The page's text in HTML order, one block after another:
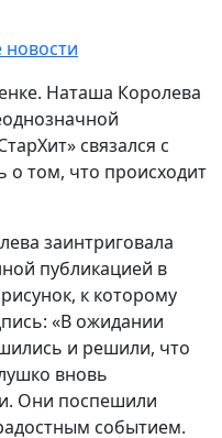
новости
Наташа Королева
связался с
о том, что происходит
заинтриговала
публикацией в
к которому
«В ожидании
и решили, что
вновь
Они поспешили
событием.